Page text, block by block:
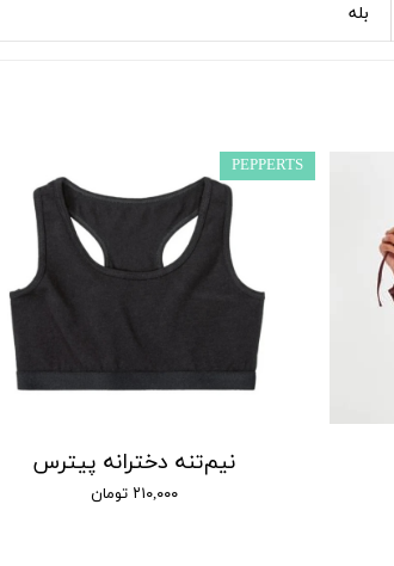
بله
نیم‌تنه دخترانه پیترس
۲۱۰,۰۰۰ تومان
PEPPERTS